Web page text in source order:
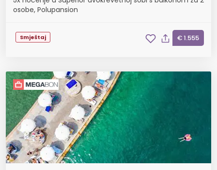
osobe, Polupansion
Smještaj € 1.555